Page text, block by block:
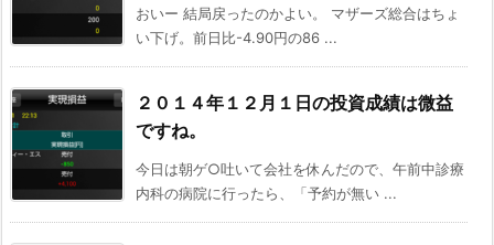
おいー 結局戻ったのかよい。 マザーズ総合はちょ
い下げ。前日比-4.90円の86 ...
２０１４年１２月１日の投資成績は微益
ですね。
今日は朝ゲ○吐いて会社を休んだので、午前中診療
内科の病院に行ったら、「予約が無い ...